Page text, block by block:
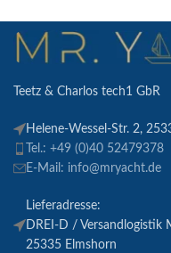
Teetz & Charlos tech1 GbR
Helene-Wessel-Str. 2,
Tel.: +49 (0)40 52479378
E-Mail: info@mryacht.de
Lieferadresse:
DREI-D / Versandlogistik
25335 Elmshorn